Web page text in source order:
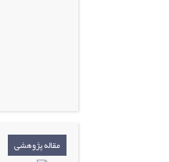
مقاله پژوهشی